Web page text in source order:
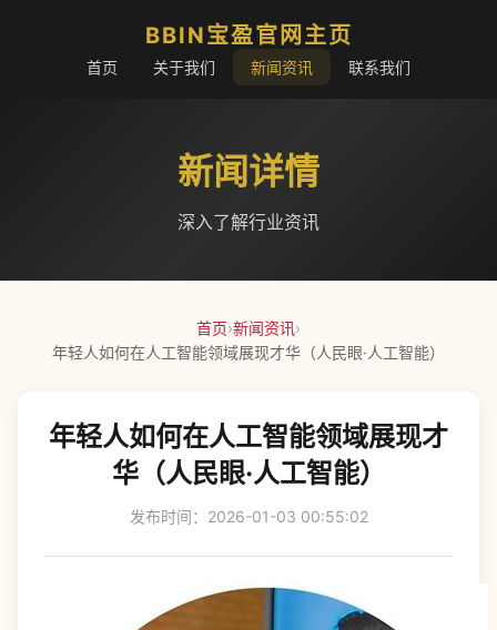
BBIN宝盈官网主页
首页 关于我们 新闻资讯 联系我们
新闻详情
深入了解行业资讯
首页›新闻资讯›
年轻人如何在人工智能领域展现才华（人民眼·人工智能）
年轻人如何在人工智能领域展现才
华（人民眼·人工智能）
发布时间：2026-01-03 00:55:02